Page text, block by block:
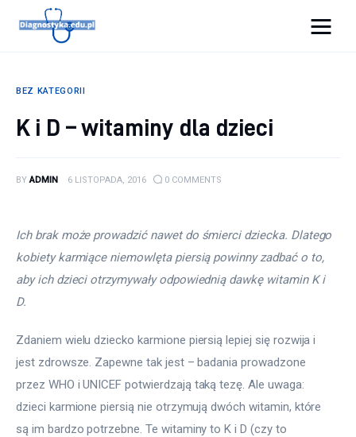
Diagnostyka.edu.pl
Sport
BEZ KATEGORII
K i D – witaminy dla dzieci
BY ADMIN 6 LISTOPADA, 2016 0 COMMENTS
Ich brak może prowadzić nawet do śmierci dziecka. Dlatego
kobiety karmiące niemowlęta piersią powinny zadbać o to,
aby ich dzieci otrzymywały odpowiednią dawkę witamin K i
D.
Zdaniem wielu dziecko karmione piersią lepiej się rozwija i
jest zdrowsze. Zapewne tak jest – badania prowadzone
przez WHO i UNICEF potwierdzają taką tezę. Ale uwaga:
dzieci karmione piersią nie otrzymują dwóch witamin, które
są im bardzo potrzebne. Te witaminy to K i D (czy to